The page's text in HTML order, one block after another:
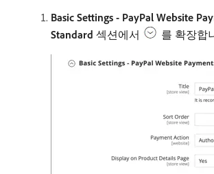
Basic Settings - PayPal Website
Standard 섹션에서 를 확장합